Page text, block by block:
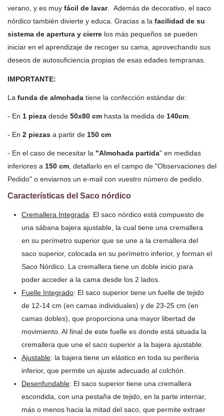
verano, y es muy fácil de lavar. Además de decorativo, el saco
nórdico también divierte y educa. Gracias a la facilidad de su
sistema de apertura y cierre los más pequeños se pueden
iniciar en el aprendizaje de recoger su cama, aprovechando sus
deseos de autosuficiencia propias de esas edades tempranas.
IMPORTANTE:
La funda de almohada tiene la confección estándar de:
- En 1 pieza desde 50x80 cm hasta la medida de 140cm
- En 2 piezas a partir de 150 cm
- En el caso de necesitar la "Almohada partida" en medidas
inferiores a 150 cm, detallarlo en el campo de "Observaciones del
Pedido" o enviarnos un e-mail con vuestro número de pedido.
Características del Saco nórdico
Cremallera Integrada: El saco nórdico está compuesto de
una sábana bajera ajustable, la cual tiene una cremallera
en su perímetro superior que se une a la cremallera del
saco superior, colocada en su perímetro inferior, y forman el
Saco Nórdico. La cremallera tiene un doble inicio para
poder acceder a la cama desde los 2 lados.
Fuelle Integrado: El saco superior tiene un fuelle de tejido
de 12-14 cm (en camas individuales) y de 23-25 cm (en
camas dobles), que proporciona una mayor libertad de
movimiento. Al final de este fuelle es donde está situada la
cremallera que une el saco superior a la bajera ajustable.
Ajustable: la bajera tiene un elástico en toda su periferia
inferior, que permite un ajuste adecuado al colchón.
Desenfundable: El saco superior tiene una cremallera
escondida, con una pestaña de tejido, en la parte internar,
más o menos hacia la mitad del saco, que permite extraer